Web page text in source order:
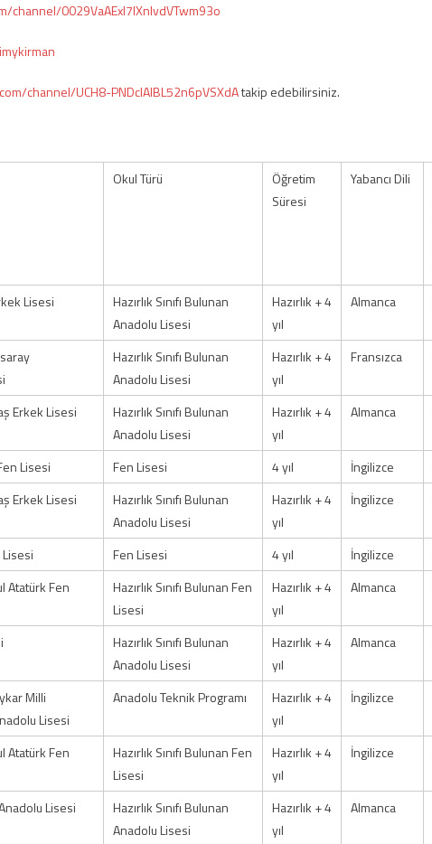
channel/0029VaAExI7IXnlvdVTwm93o
channel/UCH8-PNDcIAlBL52n6pVSXdAtakip edebilirsiniz.
Okul Türü
Öğretim
Süresi
Yabancı Dili
Lisesi
Hazırlık Sınıfı Bulunan
Anadolu Lisesi
Hazırlık + 4
yıl
Almanca
Hazırlık Sınıfı Bulunan
Anadolu Lisesi
Hazırlık + 4
yıl
Fransızca
Erkek Lisesi
Hazırlık Sınıfı Bulunan
Anadolu Lisesi
Hazırlık + 4
yıl
Almanca
Lisesi Fen Lisesi 4 yıl İngilizce
Erkek Lisesi
Hazırlık Sınıfı Bulunan
Anadolu Lisesi
Hazırlık + 4
yıl
İngilizce
Fen Lisesi 4 yıl İngilizce
Atatürk Fen
Hazırlık Sınıfı Bulunan Fen
Lisesi
Hazırlık + 4
yıl
Almanca
Hazırlık Sınıfı Bulunan
Anadolu Lisesi
Hazırlık + 4
yıl
Almanca
Milli
Lisesi
Anadolu Teknik Programı
Hazırlık + 4
yıl
İngilizce
Atatürk Fen
Hazırlık Sınıfı Bulunan Fen
Lisesi
Hazırlık + 4
yıl
İngilizce
Lisesi
Hazırlık Sınıfı Bulunan
Anadolu Lisesi
Hazırlık + 4
yıl
Almanca